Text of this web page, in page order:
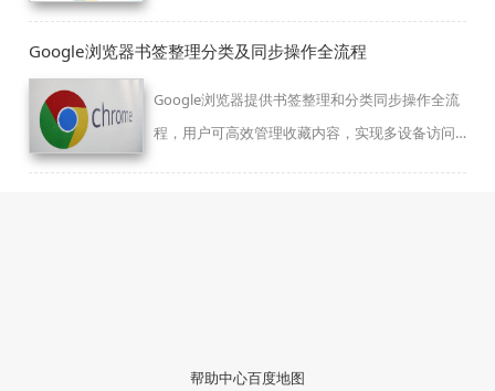
Google浏览器书签整理分类及同步操作全流程
Google浏览器提供书签整理和分类同步操作全流
程，用户可高效管理收藏内容，实现多设备访问
帮助中心百度地图